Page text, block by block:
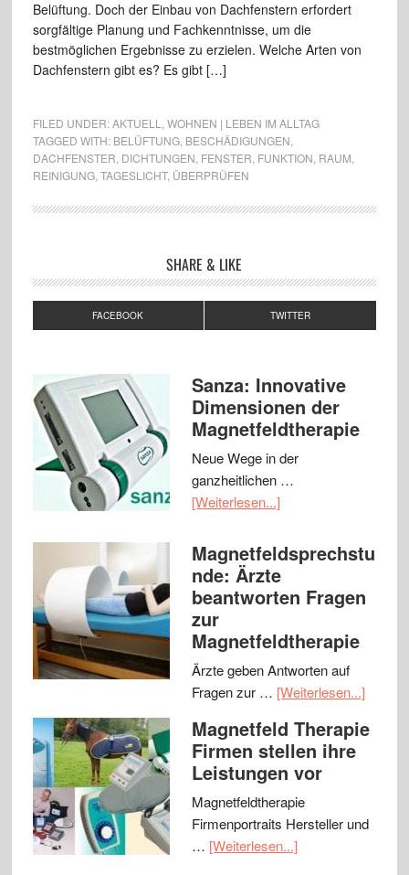
Belüftung. Doch der Einbau von Dachfenstern erfordert
sorgfältige Planung und Fachkenntnisse, um die
bestmöglichen Ergebnisse zu erzielen. Welche Arten von
Dachfenstern gibt es? Es gibt […]
FILED UNDER:AKTUELL
WOHNEN | LEBEN IM ALLTAG
TAGGED WITH: BELÜFTUNG, BESCHÄDIGUNGEN
DACHFENSTER DICHTUNGEN FENSTER FUNKTION RAUM
REINIGUNG, TAGESLICHT, ÜBERPRÜFEN
SHARE & LIKE
FACEBOOK TWITTER
Sanza: Innovative
Dimensionen der
Magnetfeldtherapie
Neue Wege in der
ganzheitlichen …
[Weiterlesen...]
Magnetfeldsprechstu
nde: Ärzte
beantworten Fragen
zur
Magnetfeldtherapie
Ärzte geben Antworten auf
Fragen zur … [Weiterlesen...]
Magnetfeld Therapie
Firmen stellen ihre
Leistungen vor
Magnetfeldtherapie
Firmenportraits Hersteller und
… [Weiterlesen...]